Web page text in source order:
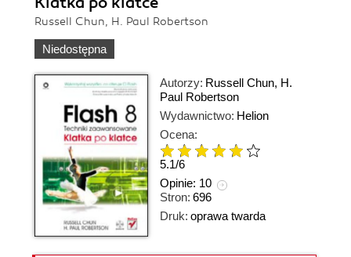
Russell Chun, H. Paul Robertson
Niedostępna
Autorzy: Russell Chun, H.
Paul Robertson
Wydawnictwo: Helion
Ocena:
5.1/6
Opinie: 10
Stron: 696
Druk: oprawa twarda